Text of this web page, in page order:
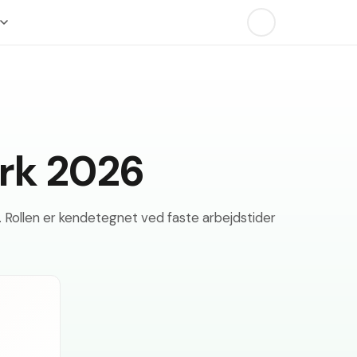
2026
er kendetegnet ved faste arbejdstider